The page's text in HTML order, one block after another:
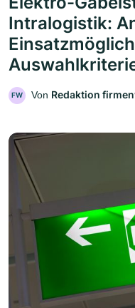
Intralogistik:
FW Von Redaktion